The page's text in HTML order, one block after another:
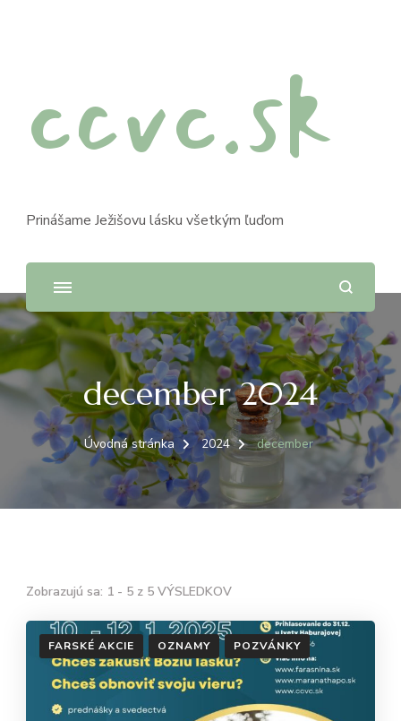
ccvc.sk
Prinášame Ježišovu lásku všetkým ľuďom
december 2024
Úvodná stránka 2024 december
Zobrazujú sa: 1 - 5 z 5 VÝSLEDKOV
FARSKÉ AKCIE OZNAMY POZVÁNKY